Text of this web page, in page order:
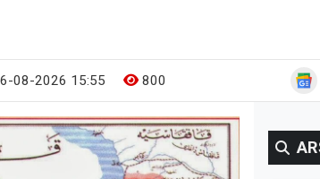
08-2026 15:55 800